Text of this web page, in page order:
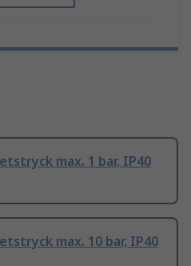
max. 1 bar, IP40
max. 10 bar, IP40